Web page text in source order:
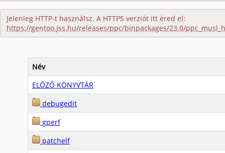
Jelenleg HTTP-t használsz. A HTTPS verziót itt éred el:
https://gentoo.jss.hu/releases/ppc/binpackages/23.0/
Név
ELŐZŐ KÖNYVTÁR
debugedit
gperf
patchelf